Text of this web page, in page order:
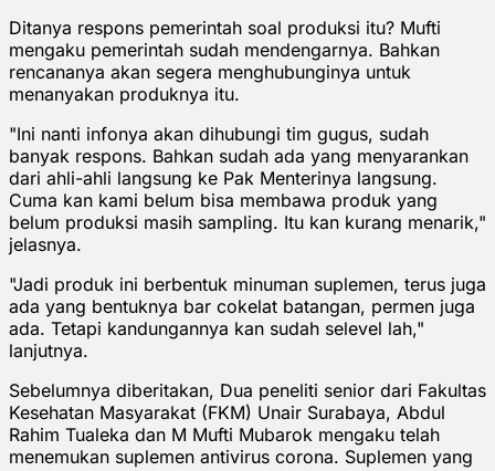
Ditanya respons pemerintah soal produksi itu? Mufti
mengaku pemerintah sudah mendengarnya. Bahkan
rencananya akan segera menghubunginya untuk
menanyakan produknya itu.
"Ini nanti infonya akan dihubungi tim gugus, sudah
banyak respons. Bahkan sudah ada yang menyarankan
dari ahli-ahli langsung ke Pak Menterinya langsung.
Cuma kan kami belum bisa membawa produk yang
belum produksi masih sampling. Itu kan kurang menarik,"
jelasnya.
"Jadi produk ini berbentuk minuman suplemen, terus juga
ada yang bentuknya bar cokelat batangan, permen juga
ada. Tetapi kandungannya kan sudah selevel lah,"
lanjutnya.
Sebelumnya diberitakan, Dua peneliti senior dari Fakultas
Kesehatan Masyarakat (FKM) Unair Surabaya, Abdul
Rahim Tualeka dan M Mufti Mubarok mengaku telah
menemukan suplemen antivirus corona. Suplemen yang